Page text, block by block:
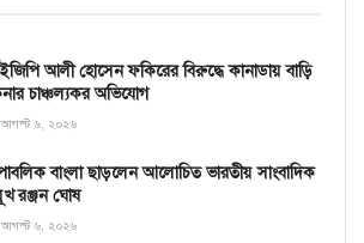
আলী হোসেন ফকিরের বিরুদ্ধে কানাডায় বাড়ি
চাঞ্চল্যকর অভিযোগ
আগস্ট ৬, ২০২৬
বাংলা ছাড়লেন আলোচিত ভারতীয় সাংবাদিক
রঞ্জন ঘোষ
আগস্ট ৬, ২০২৬